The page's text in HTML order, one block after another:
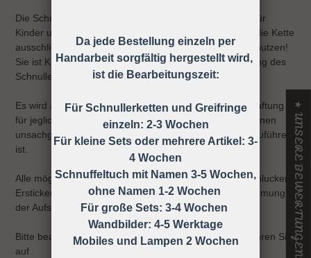
Die Schnullerkette darf nicht unbefestigt als Spielzeug für
Kinder unter 36 Monaten verwendet werden, daher ist die Kette
ausschließlich unter Aufsicht eines Erwachsenen zu benutzen!
Sie ist KEIN Spielzeug, sondern dient nur zur Befestigung des
Schnullers an der Kleidung.
Es wird ausdrücklich darauf hingewiesen, dass keine Haftung
für jegliche Art von Risiken übernommen wird, die auf einen
unsachgemäßen Gebrauch der Schnullerkette zurück zuführen
ist.
Alle möglichen Unfälle und Verletzungen wie z.B. Verschlucken,
Ersticken, Strangulieren ect. können durch die Wahrnehmung
der Aufsichtspflicht vermieden werden!
Bitte beachten Sie die Gebrauchsanweisung und bewahren Sie
auf
★ UNSERE BEWERTUNGEN
Da jede Bestellung einzeln per
Handarbeit sorgfältig hergestellt wird,
ist die Bearbeitungszeit:
Für Schnullerketten und Greifringe
einzeln: 2-3 Wochen
Für kleine Sets oder mehrere Artikel: 3-
4 Wochen
Schnuffeltuch mit Namen 3-5 Wochen,
ohne Namen 1-2 Wochen
Für große Sets: 3-4 Wochen
Wandbilder: 4-5 Werktage
Mobiles und Lampen 2 Wochen